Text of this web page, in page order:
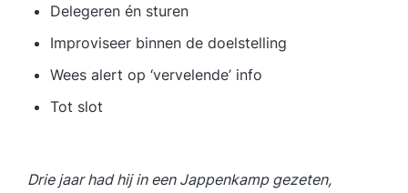
Delegeren én sturen
Improviseer binnen de doelstelling
Wees alert op ‘vervelende’ info
Tot slot
Drie jaar had hij in een Jappenkamp gezeten,